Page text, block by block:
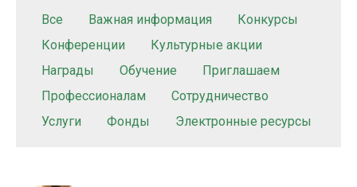
Все Важная информация
Конкурсы
Конференции
Культурные акции
Награды
Обучение
Приглашаем
Профессионалам
Сотрудничество
Услуги
Фонды Электронные ресурсы